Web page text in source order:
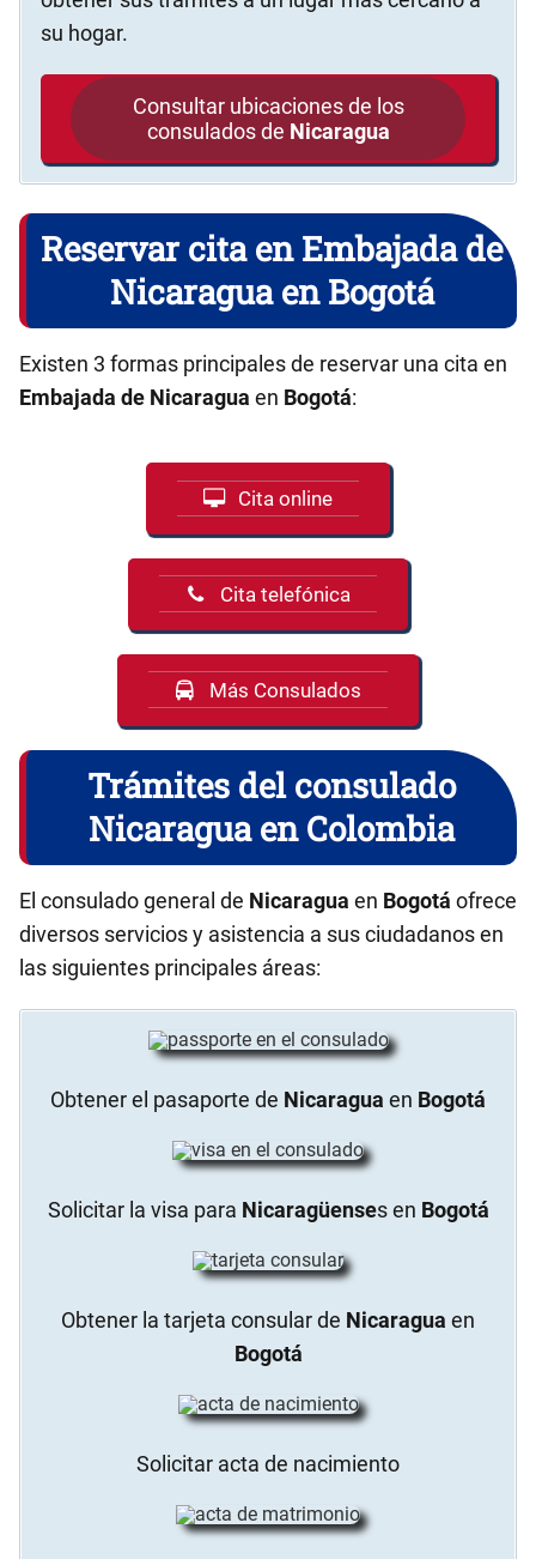
su hogar.
Consultar ubicaciones de los
consulados de Nicaragua
Reservar cita en Embajada de
Nicaragua en Bogotá
Existen 3 formas principales de reservar una cita en
Embajada de Nicaragua en Bogotá:
Cita online
Cita telefónica
Más Consulados
Trámites del consulado
Nicaragua en Colombia
El consulado general de Nicaragua en Bogotá ofrece
diversos servicios y asistencia a sus ciudadanos en
las siguientes principales áreas:
Obtener el pasaporte de Nicaragua en Bogotá
Solicitar la visa para Nicaragüenses en Bogotá
Obtener la tarjeta consular de Nicaragua en
Bogotá
Solicitar acta de nacimiento